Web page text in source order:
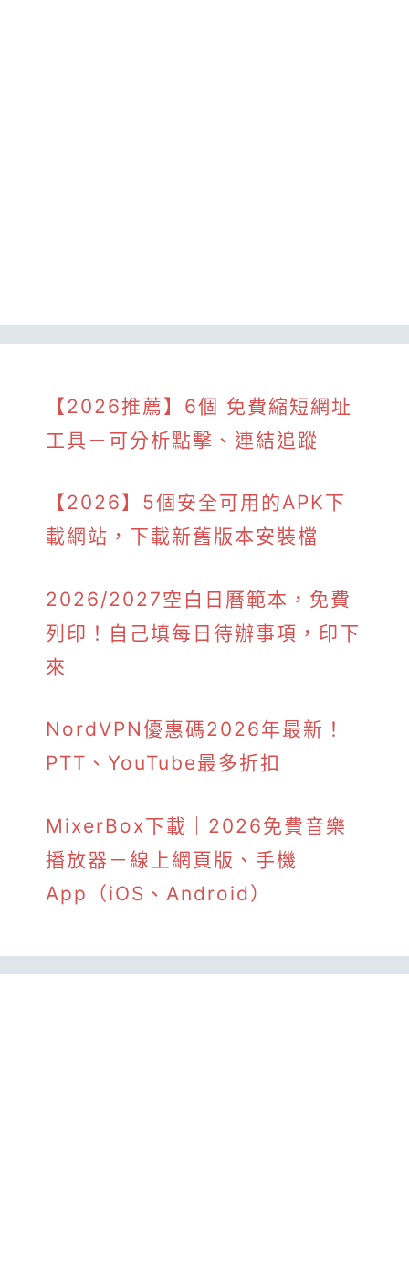
【2026推薦】6個 免費縮短網址
工具－可分析點擊、連結追蹤
【2026】5個安全可用的APK下
載網站，下載新舊版本安裝檔
2026/2027空白日曆範本，免費
列印！自己填每日待辦事項，印下
來
NordVPN優惠碼2026年最新！
PTT、YouTube最多折扣
MixerBox下載｜2026免費音樂
播放器－線上網頁版、手機
App（iOS、Android）